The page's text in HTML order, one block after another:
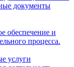
документы
обеспечение и
процесса.
услуги